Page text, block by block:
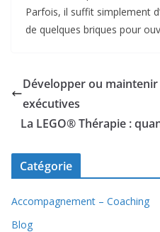
Parfois, il suffit simplement
de quelques briques pour
Développer ou
exécutives
La LEGO® Thérapie :
Catégorie
Accompagnement – Coaching
Blog